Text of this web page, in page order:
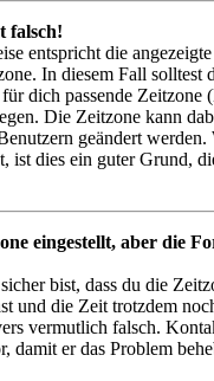
falsch!
entspricht die
In diesem Fall solltest
dich passende Zeitzone
Die Zeitzone kann
geändert
ist dies ein guter Grund,
eingestellt, aber die
bist, dass du die
und die Zeit trotzdem
vermutlich falsch.
damit er das Problem